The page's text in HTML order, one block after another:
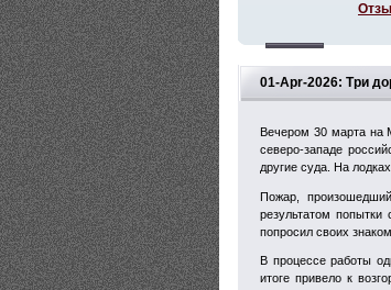
01-Apr-2026: Три
Вечером 30 марта на
северо-западе
другие суда. На
Пожар,
результатом
попросил своих
В процессе работы
итоге привело к